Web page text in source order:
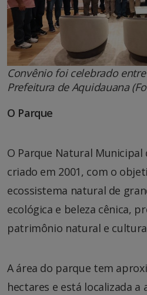
Convênio foi celebrado
Prefeitura de Aquidauana
O Parque
O Parque Natural
criado em 2001, com o
ecossistema natural de
ecológica e beleza cênica,
patrimônio natural e
A área do parque tem
hectares e está localizada